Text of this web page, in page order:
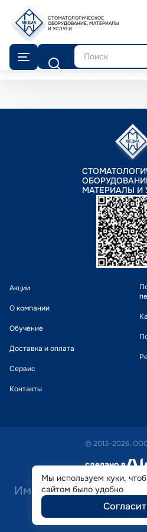
СТОМАТОЛОГИЧЕСКОЕ
ОБОРУДОВАНИЕ, МАТЕРИАЛЫ
И УСЛУГИ
Поиск
МАТЕРИАЛЫ И
Акции
О компании
Обучение
Доставка и оплата
Сервис
Контакты
© 2013-2026,
сделано в
Имеются
консультация
Мы используем куки,
сайтом было удобно